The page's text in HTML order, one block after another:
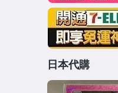
日本代購